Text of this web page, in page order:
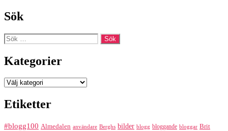
Sök
Sök
efter:
Kategorier
Kategorier
Etiketter
#blogg100 Almedalen användare Berghs bilder blogg bloggande bloggar Brit